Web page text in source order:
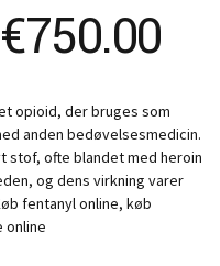
€750.00
opioid, der bruges som
anden bedøvelsesmedicin.
stof, ofte blandet med heroin
og dens virkning varer
fentanyl online, køb
online